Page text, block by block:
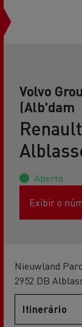
Volvo
(Alb'dam
Aberto
Exibir o
Nieuwland
2952 DB
Itinerário